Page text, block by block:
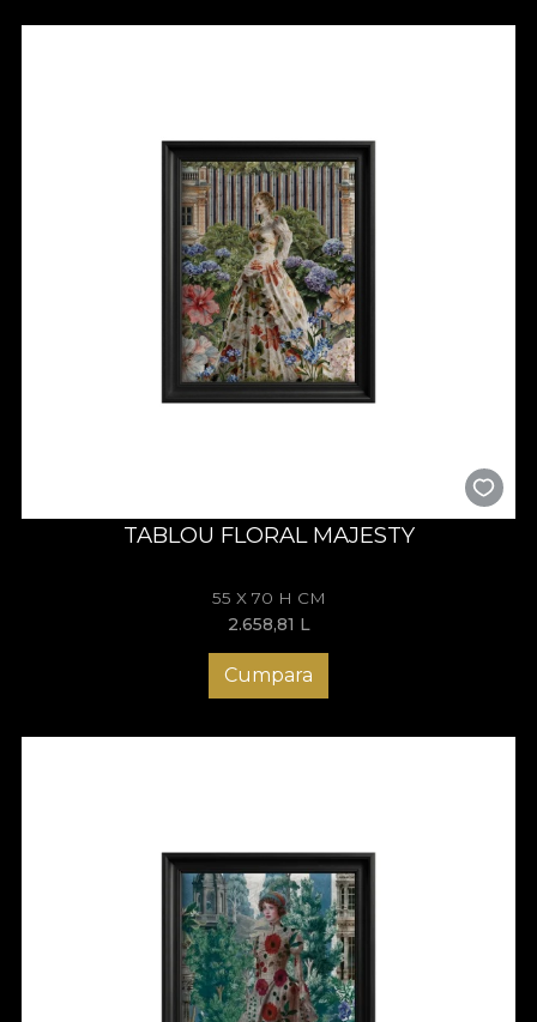
TABLOU FLORAL MAJESTY
55 X 70 H CM
2.658,81 L
Cumpara